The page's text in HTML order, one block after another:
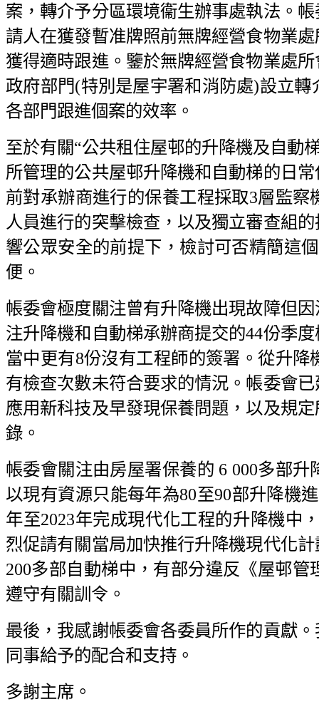
案，轉介予分區環境衞生辦事處執法。
請人在獲發暫准牌照前無牌經營食物業
獲得適時跟進。鑒於無牌經營食物業處
政府部門(特別是屋宇署和消防處)設立
各部門跟進個案的效率。
至於有關“公共租住屋邨的升降機及自動
所管理的公共屋邨升降機和自動梯的日
前對承辦商進行的保養工程採取3層監
人員進行的突擊檢查，以及獨立審查組
響公眾安全的前提下，檢討可否精簡這
便。
帳委會極度關注曾有升降機出現故障但
注升降機和自動梯承辦商提交的44份季
當中更有8份沒有工程師的簽署。從升
有檢查次數未符合要求的情況。帳委會
應用新科技及早發現保養問題，以及規
錄。
帳委會關注由房屋署保養的 6 000多部
以現有資源只能每年為80至90部升降機
年至2023年完成現代化工程的升降機中
烈促請有關當局加快推行升降機現代化
200多部自動梯中，有部分違反《屋邨
遵守有關訓令。
最後，我感謝帳委會各委員所作的貢獻
同事給予的配合和支持。
多謝主席。